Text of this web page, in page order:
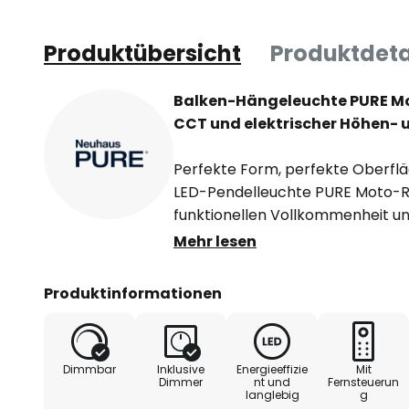
Produktübersicht
Balken-Hängeleuchte PURE
CCT und elektrischer Höhen-
Perfekte Form, perfekte
LED-Pendelleuchte PURE
funktionellen Vollkommenheit
offen. Sie verfügt über einen e-
elektrische Höhenverstellung
Die magnetische
Wandhalter auch in die
integriert werden. Die
Mehr lesen
Produktinformationen
Dimmbar
Inklusive
Dimmer
Energieeffizie
nt und
langlebig
Mit
Fernsteuerun
g